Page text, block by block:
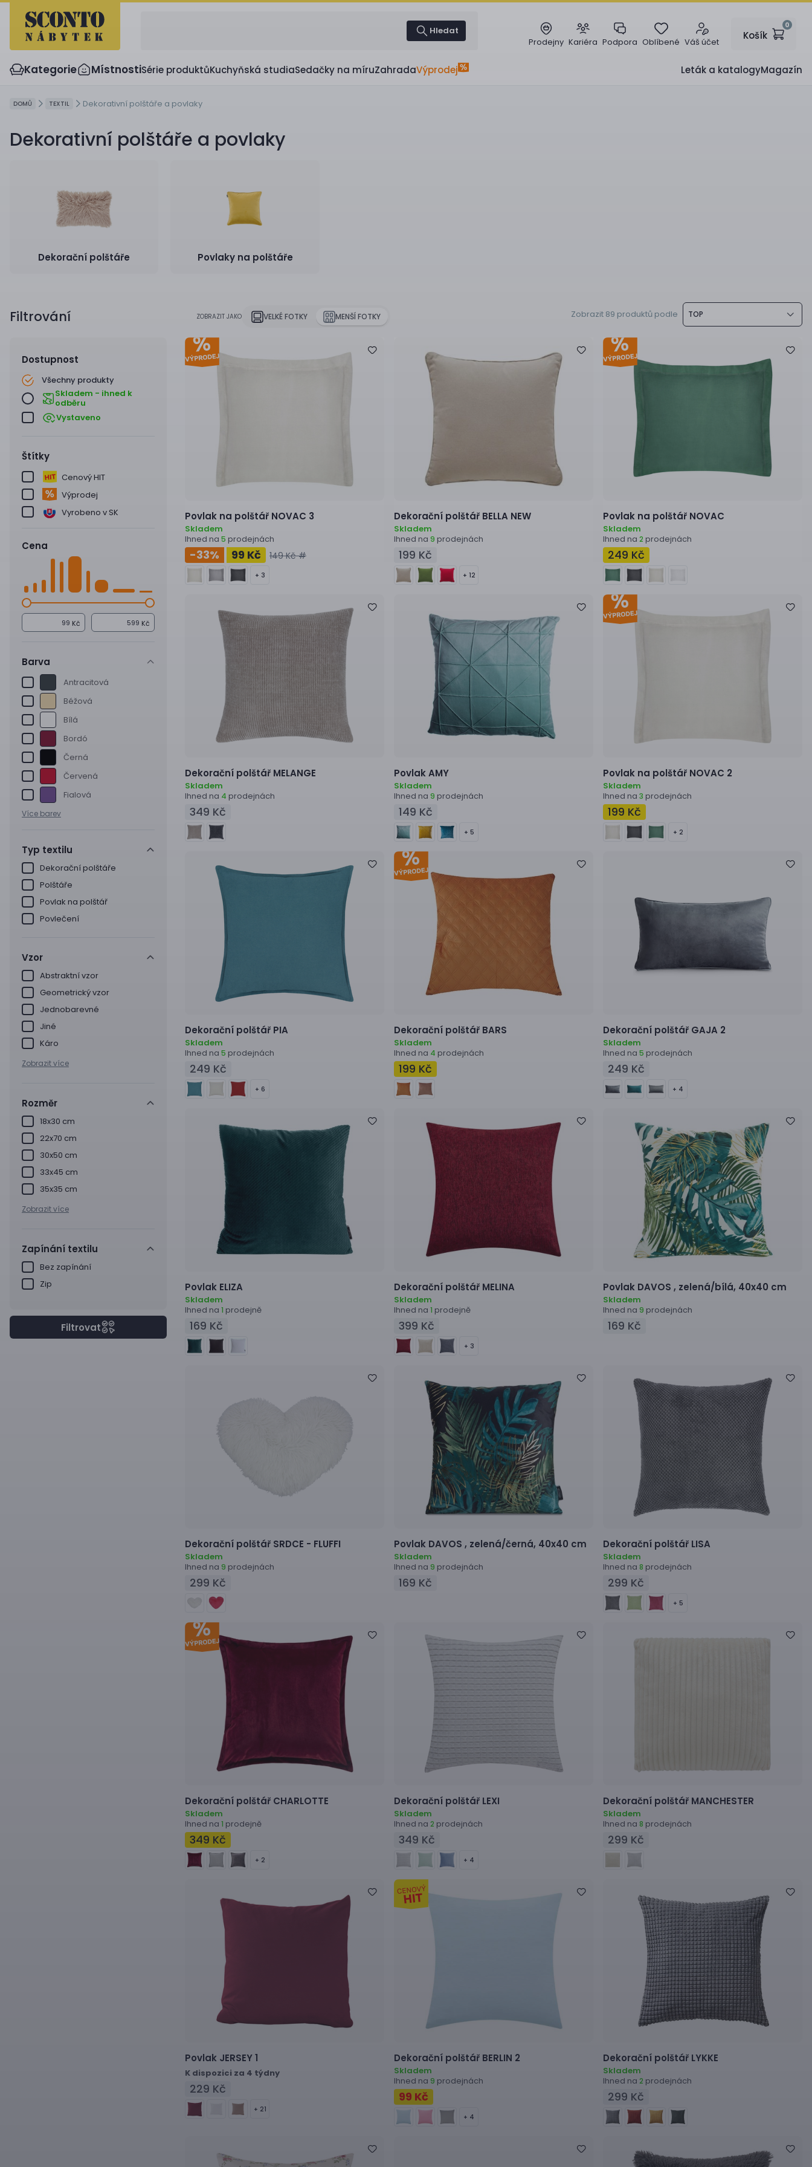
Hledat
Prodejny Kariéra Podpora Oblíbené Váš účet
Košík
0
Kategorie MístnostiSérie produktůKuchyňská studiaSedačky na míruZahradaVýprodej Leták a katalogyMagazín
DOMŮ TEXTIL Dekorativní polštáře a povlaky
Dekorativní polštáře a povlaky
Dekorační polštáře Povlaky na polštáře
Filtrování ZOBRAZIT JAKO VELKÉ FOTKY MENŠÍ FOTKY
Dostupnost
Všechny produkty
Skladem - ihned k
odběru
Vystaveno
Štítky
Cenový HIT
Výprodej
Vyrobeno v SK
Cena
Kč Kč
Barva
Antracitová
Béžová
Bílá
Bordó
Černá
Červená
Fialová
Více barev
Typ textilu
Dekorační polštáře
Polštáře
Povlak na polštář
Povlečení
Vzor
Abstraktní vzor
Geometrický vzor
Jednobarevné
Jiné
Káro
Zobrazit více
Rozměr
18x30 cm
22x70 cm
30x50 cm
33x45 cm
35x35 cm
Zobrazit více
Zapínání textilu
Bez zapínání
Zip
Filtrovat
TOP
Zobrazit 89 produktů podle
Povlak na polštář NOVAC 3
Skladem
Ihned na 5 prodejnách
-33% 99 Kč 149 Kč #
+ 3
Dekorační polštář BELLA NEW
Skladem
Ihned na 9 prodejnách
199 Kč
+ 12
Povlak na polštář NOVAC
Skladem
Ihned na 2 prodejnách
249 Kč
Dekorační polštář MELANGE
Skladem
Ihned na 4 prodejnách
349 Kč
PovlakAMY
Skladem
Ihned na 9 prodejnách
149 Kč
+ 5
Povlak na polštář NOVAC 2
Skladem
Ihned na 3 prodejnách
199 Kč
+ 2
Dekorační polštář PIA
Skladem
Ihned na 5 prodejnách
249 Kč
+ 6
Dekorační polštář BARS
Skladem
Ihned na 4 prodejnách
199 Kč
Dekorační polštář GAJA 2
Skladem
Ihned na 5 prodejnách
249 Kč
+ 4
Povlak ELIZA
Skladem
Ihned na 1 prodejně
169 Kč
Dekorační polštář MELINA
Skladem
Ihned na 1 prodejně
399 Kč
+ 3
Povlak DAVOS , zelená/bílá, 40x40 cm
Skladem
Ihned na 9 prodejnách
169 Kč
Dekorační polštář SRDCE - FLUFFI
Skladem
Ihned na 9 prodejnách
299 Kč
Povlak DAVOS , zelená/černá, 40x40 cm
Skladem
Ihned na 9 prodejnách
169 Kč
Dekorační polštář LISA
Skladem
Ihned na 8 prodejnách
299 Kč
+ 5
Dekorační polštář CHARLOTTE
Skladem
Ihned na 1 prodejně
349 Kč
+ 2
Dekorační polštář LEXI
Skladem
Ihned na 2 prodejnách
349 Kč
+ 4
Dekorační polštář MANCHESTER
Skladem
Ihned na 8 prodejnách
299 Kč
Povlak JERSEY 1
K dispozici za 4 týdny
229 Kč
+ 21
Dekorační polštář BERLIN 2
Skladem
Ihned na 9 prodejnách
99 Kč
+ 4
Dekorační polštář LYKKE
Skladem
Ihned na 2 prodejnách
299 Kč